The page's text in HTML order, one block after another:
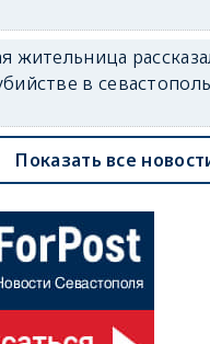
жительница
в
Показать все